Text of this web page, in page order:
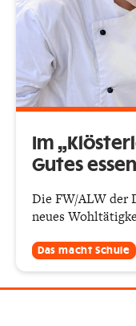
Im
Gutes
Die FW/ALW der
neues
Das macht Schule